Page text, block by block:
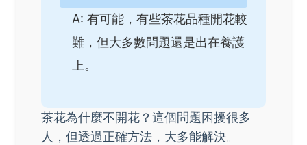
A: 有可能，有些茶花品種開花較
難，但大多數問題還是出在養護
上。
茶花為什麼不開花？這個問題困擾很多
人，但透過正確方法，大多能解決。